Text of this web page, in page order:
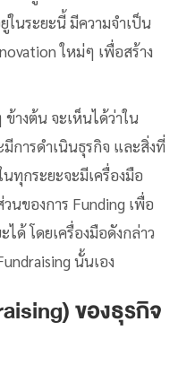
นระยะนี้ มีความจำเป็น
ใหม่ๆ เพื่อสร้าง
างต้น จะเห็นได้ว่าใน
การดำเนินธุรกิจ และสิ่งที่
ทุกระยะจะมีเครื่องมือ
นของการ Funding เพื่อ
ด้ โดยเครื่องมือดังกล่าว
นั้นเอง
ของธุรกิจ